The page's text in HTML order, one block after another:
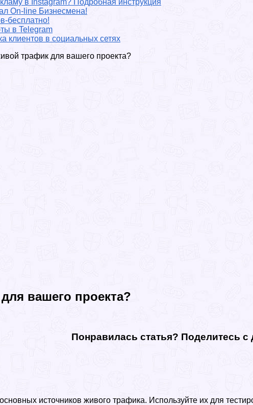
On-line Бизнесмена!
бесплатно!
в Telegram
клиентов в социальных сетях
трафик для вашего проекта?
вашего проекта?
Понравилась статья? Поделитесь с
источников живого трафика. Используйте их для